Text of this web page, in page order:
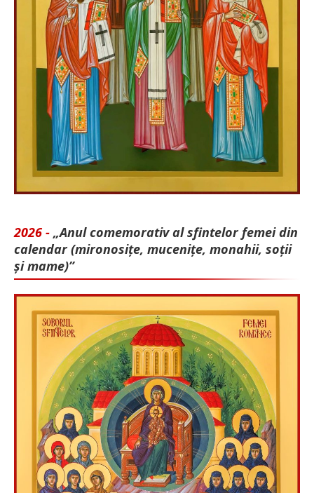
2026 - „Anul comemorativ al sfintelor femei din
calendar (mironosițe, mu­cenițe, monahii, soții
și mame)”